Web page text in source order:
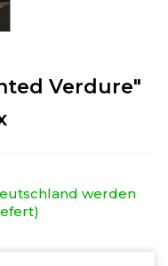
Verdure"
werden